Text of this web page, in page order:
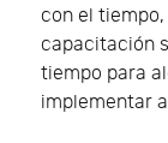
con el
capacitación
tiempo para
implementar